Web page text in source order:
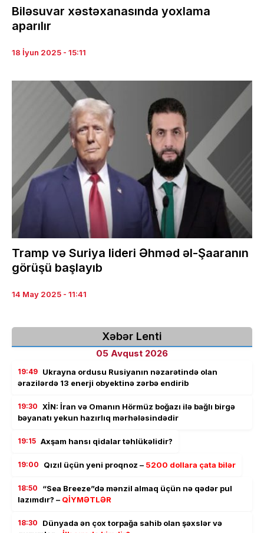
Biləsuvar xəstəxanasında yoxlama
aparılır
18 İyun 2025 - 15:11
Tramp və Suriya lideri Əhməd əl-Şaaranın
görüşü başlayıb
14 May 2025 - 11:41
Xəbər Lenti
05 Avqust 2026
19:49 Ukrayna ordusu Rusiyanın nəzarətində olan
ərazilərdə 13 enerji obyektinə zərbə endirib
19:30 XİN: İran və Omanın Hörmüz boğazı ilə bağlı birgə
bəyanatı yekun hazırlıq mərhələsindədir
19:15 Axşam hansı qidalar təhlükəlidir?
19:00 Qızıl üçün yeni proqnoz – 5200 dollara çata bilər
18:50
“Sea Breeze”də mənzil almaq üçün nə qədər pul
lazımdır? – QİYMƏTLƏR
18:30
Dünyada ən çox torpağa sahib olan şəxslər və